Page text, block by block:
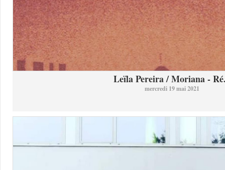
Leïla Pereira / Moriana -
mercredi 19 mai 2021